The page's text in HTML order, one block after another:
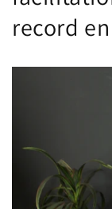
record